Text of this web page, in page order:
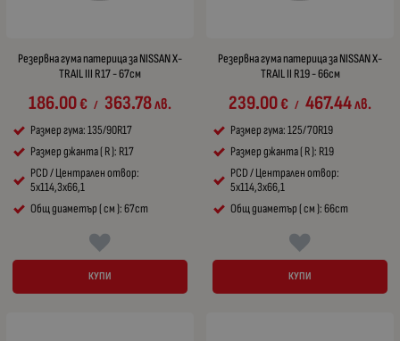
Резервна гума патерица за NISSAN X-
TRAIL III R17 - 67см
186.00€ / 363.78лв.
Размер гума: 135/90R17
Размер джанта ( R ): R17
PCD / Централен отвор:
5x114,3x66,1
Общ диаметър ( см ): 67cm
КУПИ
Резервна гума патерица за NISSAN X-
TRAIL II R19 - 66см
239.00€ / 467.44лв.
Размер гума: 125/70R19
Размер джанта ( R ): R19
PCD / Централен отвор:
5x114,3x66,1
Общ диаметър ( см ): 66cm
КУПИ